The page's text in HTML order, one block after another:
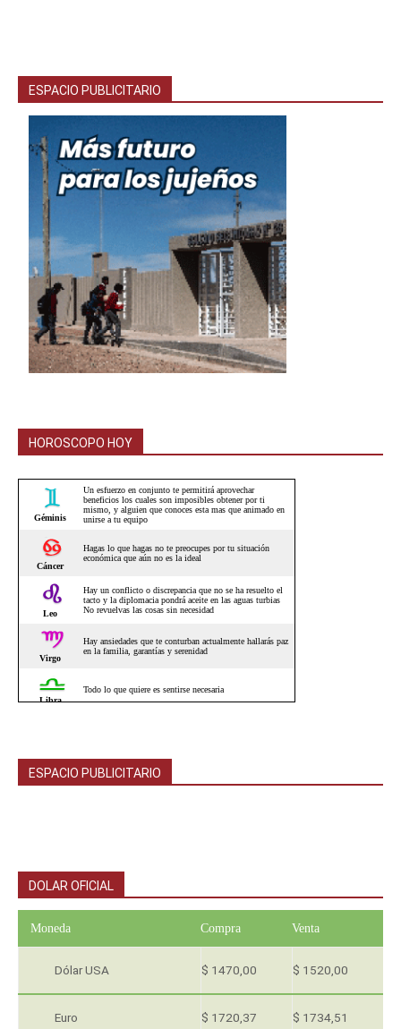
ESPACIO PUBLICITARIO
HOROSCOPO HOY
ESPACIO PUBLICITARIO
DOLAR OFICIAL
Moneda Compra Venta
Dólar USA $ 1470,00 $ 1520,00
Euro $ 1720,37 $ 1734,51